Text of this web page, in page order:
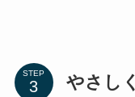
STEP やさし